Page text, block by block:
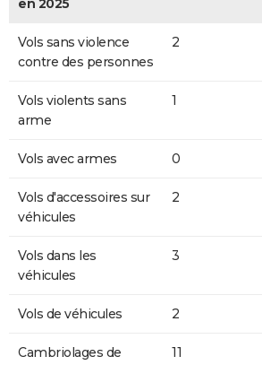
en 2025
Vols sans violence
contre des personnes
2
Vols violents sans
arme
1
Vols avec armes 0
Vols d'accessoires sur
véhicules
2
Vols dans les
véhicules
3
Vols de véhicules 2
Cambriolages de
11